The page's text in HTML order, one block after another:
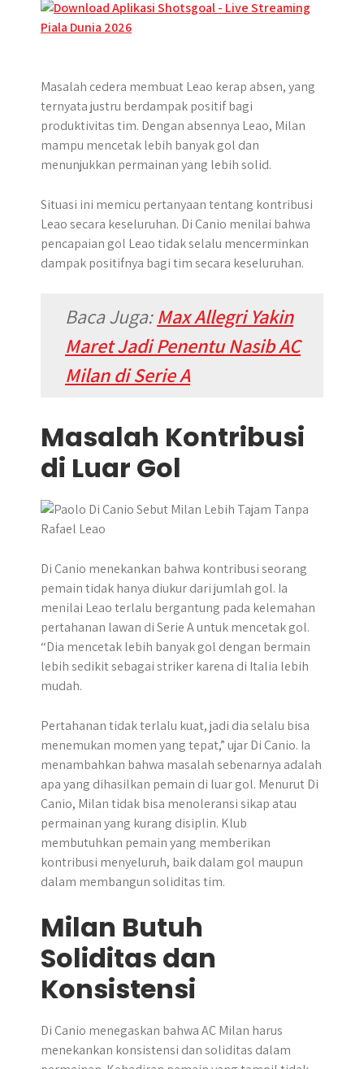
Masalah cedera membuat Leao kerap absen, yang
ternyata justru berdampak positif bagi
produktivitas tim. Dengan absennya Leao, Milan
mampu mencetak lebih banyak gol dan
menunjukkan permainan yang lebih solid.
Situasi ini memicu pertanyaan tentang kontribusi
Leao secara keseluruhan. Di Canio menilai bahwa
pencapaian gol Leao tidak selalu mencerminkan
dampak positifnya bagi tim secara keseluruhan.
Baca Juga:Max Allegri Yakin
Maret Jadi Penentu Nasib AC
Milan di Serie A
Masalah Kontribusi
di Luar Gol
Di Canio menekankan bahwa kontribusi seorang
pemain tidak hanya diukur dari jumlah gol. Ia
menilai Leao terlalu bergantung pada kelemahan
pertahanan lawan di Serie A untuk mencetak gol.
“Dia mencetak lebih banyak gol dengan bermain
lebih sedikit sebagai striker karena di Italia lebih
mudah.
Pertahanan tidak terlalu kuat, jadi dia selalu bisa
menemukan momen yang tepat,” ujar Di Canio. Ia
menambahkan bahwa masalah sebenarnya adalah
apa yang dihasilkan pemain di luar gol. Menurut Di
Canio, Milan tidak bisa menoleransi sikap atau
permainan yang kurang disiplin. Klub
membutuhkan pemain yang memberikan
kontribusi menyeluruh, baik dalam gol maupun
dalam membangun soliditas tim.
Milan Butuh
Soliditas dan
Konsistensi
Di Canio menegaskan bahwa AC Milan harus
menekankan konsistensi dan soliditas dalam